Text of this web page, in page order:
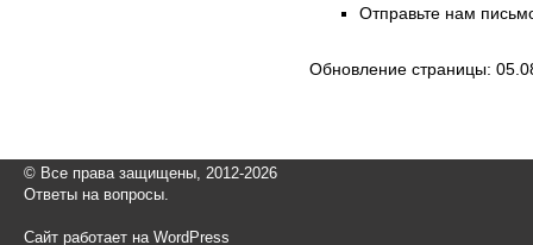
Отправьте нам
Обновление страницы:
© Все права защищены, 2012-2026
Ответы на вопросы.
Сайт работает на WordPress